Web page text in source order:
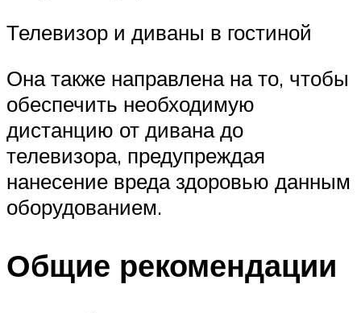
Телевизор и диваны в гостиной
Она также направлена на то, чтобы
обеспечить необходимую
дистанцию от дивана до
телевизора, предупреждая
нанесение вреда здоровью данным
оборудованием.
Общие рекомендации